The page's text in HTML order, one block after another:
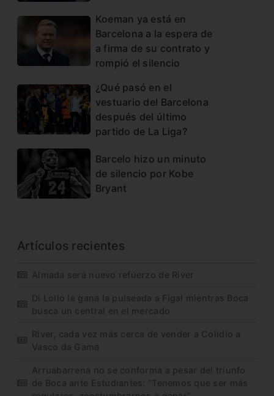
Koeman ya está en
Barcelona a la espera de
a firma de su contrato y
rompió el silencio
¿Qué pasó en el
vestuario del Barcelona
después del último
partido de La Liga?
Barcelo hizo un minuto
de silencio por Kobe
Bryant
Artículos recientes
Almada será nuevo refuerzo de River
Di Lollo le gana la pulseada a Figal mientras Boca
busca un central en el mercado
River, cada vez más cerca de vender a Colidio a
Vasco da Gama
Arruabarrena no se conforma a pesar del triunfo
de Boca ante Estudiantes: “Tenemos que ser más